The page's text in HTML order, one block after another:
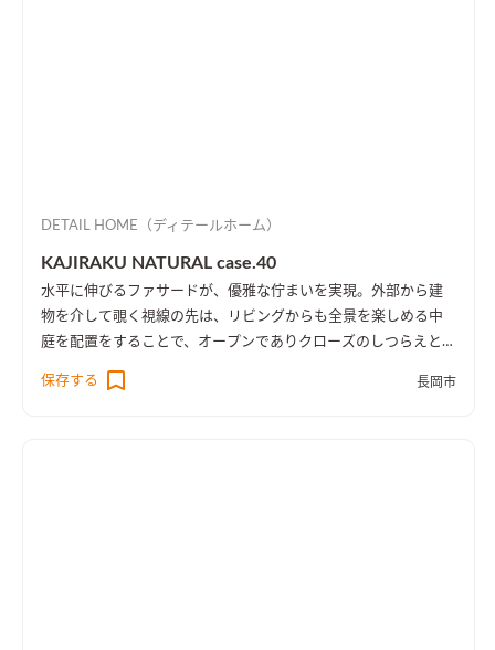
DETAIL HOME（ディテールホーム）
KAJIRAKU NATURAL case.40
水平に伸びるファサードが、優雅な佇まいを実現。外部から建
物を介して覗く視線の先は、リビングからも全景を楽しめる中
庭を配置をすることで、オープンでありクローズのしつらえとし
保存する
長岡市